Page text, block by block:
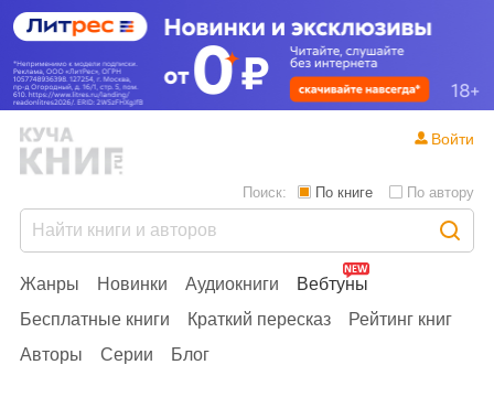
Жанры Новинки Аудиокниги
Вебтуны
Бесплатные книги
Краткий пересказ
Рейтинг книг
Авторы
Серии Блог
Поиск: По книге По автору
Войти